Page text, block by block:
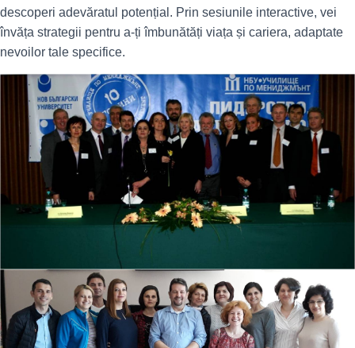
descoperi adevăratul potențial. Prin sesiunile interactive, vei
învăța strategii pentru a-ți îmbunătăți viața și cariera, adaptate
nevoilor tale specifice.